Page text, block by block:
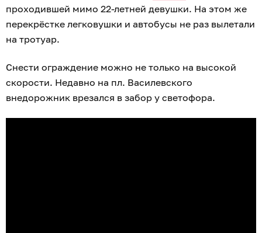
проходившей мимо 22-летней девушки. На этом же
перекрёстке легковушки и автобусы не раз вылетали
на тротуар.
Снести ограждение можно не только на высокой
скорости. Недавно на пл. Василевского
внедорожник врезался в забор у светофора.